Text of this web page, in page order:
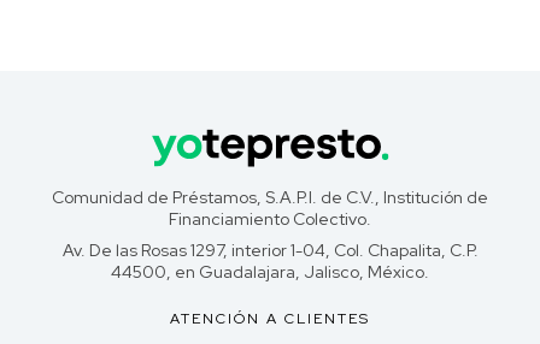
Comunidad de Préstamos, S.A.P.I. de C.V., Institución de
Financiamiento Colectivo.
Av. De las Rosas 1297, interior 1-04, Col. Chapalita, C.P.
44500, en Guadalajara, Jalisco, México.
ATENCIÓN A CLIENTES